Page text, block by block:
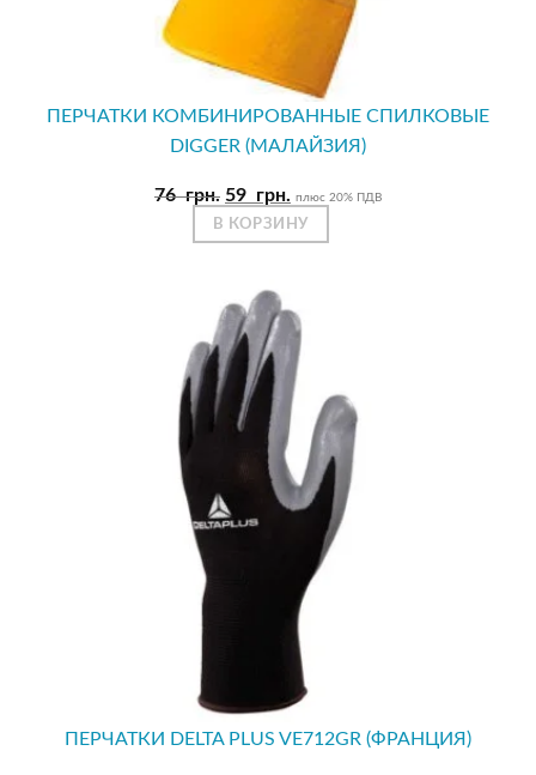
ПЕРЧАТКИ КОМБИНИРОВАННЫЕ СПИЛКОВЫЕ
DIGGER (МАЛАЙЗИЯ)
76грн. Первоначальная
цена
составляла
59 грн. Текущая
цена:
59
плюс 20% ПДВ
В КОРЗИНУ
ПЕРЧАТКИ DELTA PLUS VE712GR (ФРАНЦИЯ)